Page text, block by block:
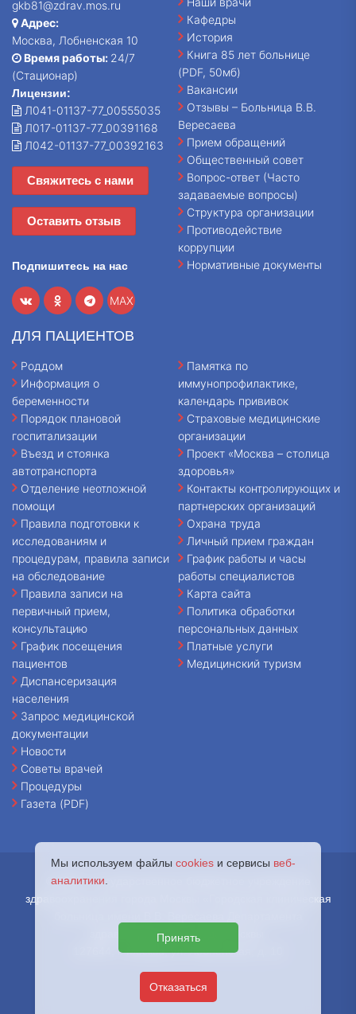
gkb81@zdrav.mos.ru
Адрес:
Москва, Лобненская 10
Время работы: 24/7
(Стационар)
Лицензии:
Л041-01137-77_00555035
Л017-01137-77_00391168
Л042-01137-77_00392163
Свяжитесь с нами
Оставить отзыв
Подпишитесь на нас
MAX
Кафедры
История
Книга 85 лет больнице
(PDF, 50мб)
Вакансии
Отзывы – Больница В.В.
Вересаева
Прием обращений
Общественный совет
Вопрос-ответ (Часто
задаваемые вопросы)
Структура организации
Противодействие
коррупции
Нормативные документы
ДЛЯ ПАЦИЕНТОВ
Роддом
Информация о
беременности
Порядок плановой
госпитализации
Въезд и стоянка
автотранспорта
Отделение неотложной
помощи
Правила подготовки к
исследованиям и
процедурам, правила записи
на обследование
Правила записи на
первичный прием,
консультацию
График посещения
пациентов
Диспансеризация
населения
Запрос медицинской
документации
Новости
Советы врачей
Процедуры
Газета (PDF)
Памятка по
иммунопрофилактике,
календарь прививок
Страховые медицинские
организации
Проект «Москва – столица
здоровья»
Контакты контролирующих и
партнерских организаций
Охрана труда
Личный прием граждан
График работы и часы
работы специалистов
Карта сайта
Политика обработки
персональных данных
Платные услуги
Медицинский туризм
© 2026 - Государственное бюджетное учреждение
здравоохранения города Москвы «Городская клиническая
здравоохранения города Москвы.
127644, г. Москва, ул. Лобненская, д. 10
Мы используем файлы cookies и сервисы веб-
аналитики
Принять
Отказаться